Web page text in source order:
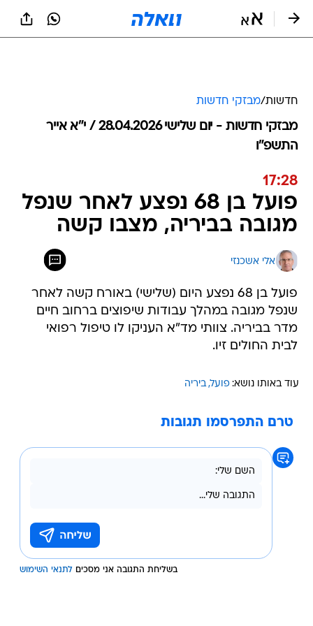
חדשות/מבזקי חדשות
מבזקי חדשות - יום שלישי 28.04.2026 / י״א אייר
התשפ"ו
17:28
פועל בן 68 נפצע לאחר שנפל
מגובה בביריה, מצבו קשה
אלי אשכנזי
פועל בן 68 נפצע היום (שלישי) באורח קשה לאחר
שנפל מגובה במהלך עבודות שיפוצים ברחוב חיים
מדר בביריה. צוותי מד"א העניקו לו טיפול רפואי
לבית החולים זיו.
עוד באותו נושא: פועל ביריה
טרם התפרסמו תגובות
בשליחת התגובה אני מסכים לתנאי השימוש